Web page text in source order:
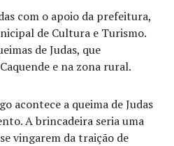
com o apoio da prefeitura,
de Cultura e Turismo.
de Judas, que
e na zona rural.
acontece a queima de Judas
A brincadeira seria uma
vingarem da traição de